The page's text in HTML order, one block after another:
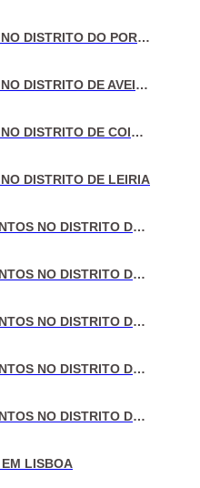
VENDA DE MORADIAS NO DISTRITO DO PORTO
VENDA DE MORADIAS NO DISTRITO DE AVEIRO
VENDA DE MORADIAS NO DISTRITO DE COIMBRA
DISTRITO DE LEIRIA
VENDA DE APARTAMENTOS NO DISTRITO DE LISBOA
VENDA DE APARTAMENTOS NO DISTRITO DO PORTO
VENDA DE APARTAMENTOS NO DISTRITO DE AVEIRO
VENDA DE APARTAMENTOS NO DISTRITO DE COIMBRA
VENDA DE APARTAMENTOS NO DISTRITO DE LEIRIA
LISBOA